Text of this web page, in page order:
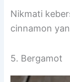
Nikmati
cinnamon
5. Bergamot